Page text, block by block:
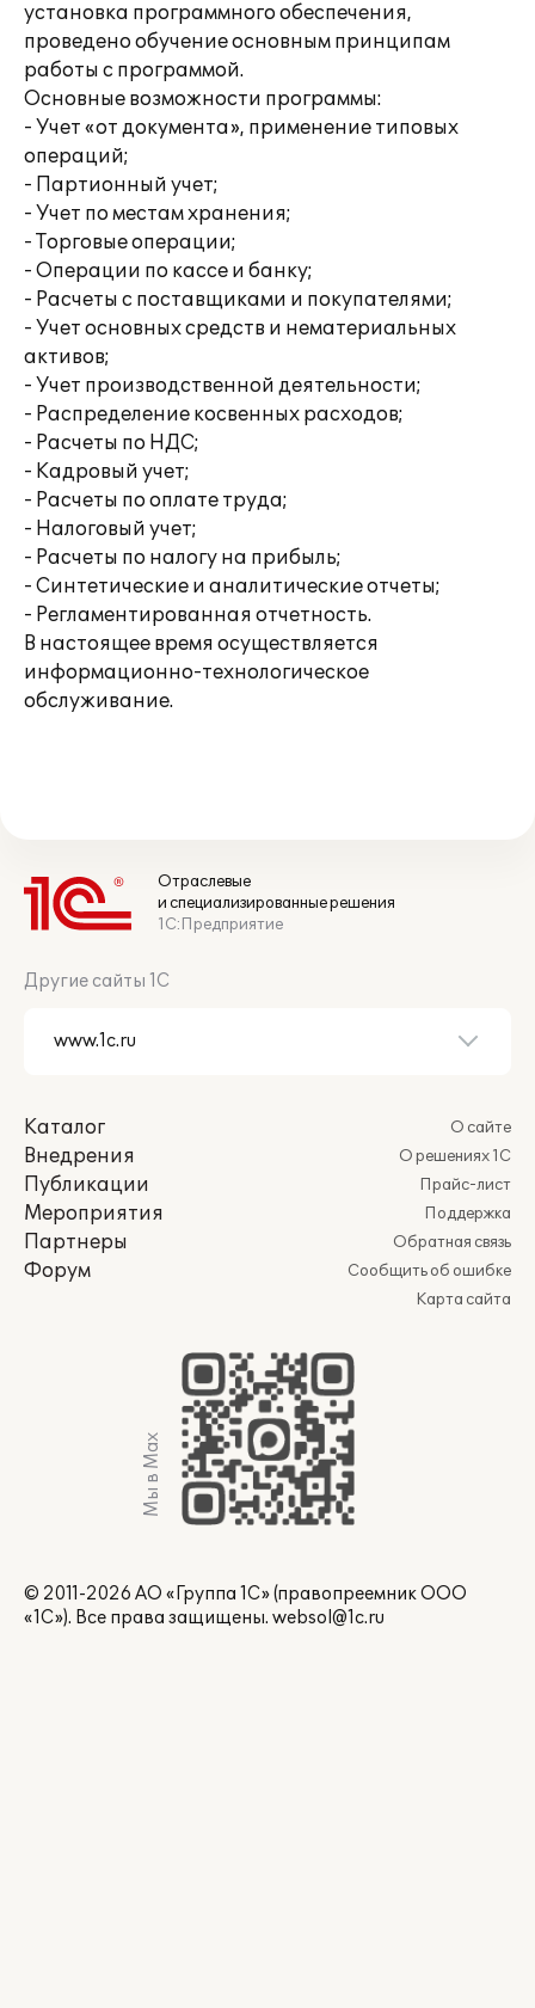
установка программного обеспечения,
проведено обучение основным принципам
работы с программой.
Основные возможности программы:
- Учет «от документа», применение типовых
операций;
- Партионный учет;
- Учет по местам хранения;
- Торговые операции;
- Операции по кассе и банку;
- Расчеты с поставщиками и покупателями;
- Учет основных средств и нематериальных
активов;
- Учет производственной деятельности;
- Распределение косвенных расходов;
- Расчеты по НДС;
- Кадровый учет;
- Расчеты по оплате труда;
- Налоговый учет;
- Расчеты по налогу на прибыль;
- Синтетические и аналитические отчеты;
- Регламентированная отчетность.
В настоящее время осуществляется
информационно-технологическое
обслуживание.
Отраслевые
и специализированные решения
1С:Предприятие
Другие сайты 1С
Каталог
Внедрения
Публикации
Мероприятия
Партнеры
Форум
О сайте
О решениях 1С
Прайс-лист
Поддержка
Обратная связь
Сообщить об ошибке
Карта сайта
Мы в Max
© 2011-2026 АО «Группа 1С» (правопреемник ООО
«1С»). Все права защищены. websol@1c.ru